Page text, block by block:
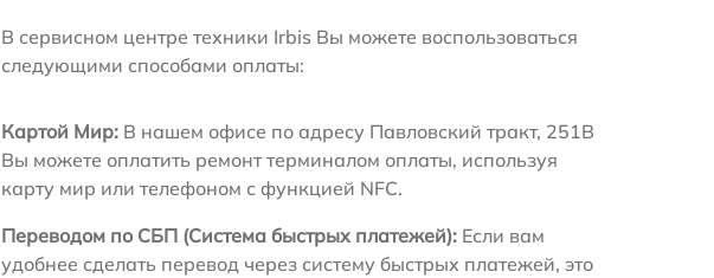
В сервисном центре техники Irbis Вы можете воспользоваться
следующими способами оплаты:
Картой Мир: В нашем офисе по адресу Павловский тракт, 251В
Вы можете оплатить ремонт терминалом оплаты, используя
карту мир или телефоном с функцией NFC.
Переводом по СБП (Система быстрых платежей): Если вам
удобнее сделать перевод через систему быстрых платежей, это